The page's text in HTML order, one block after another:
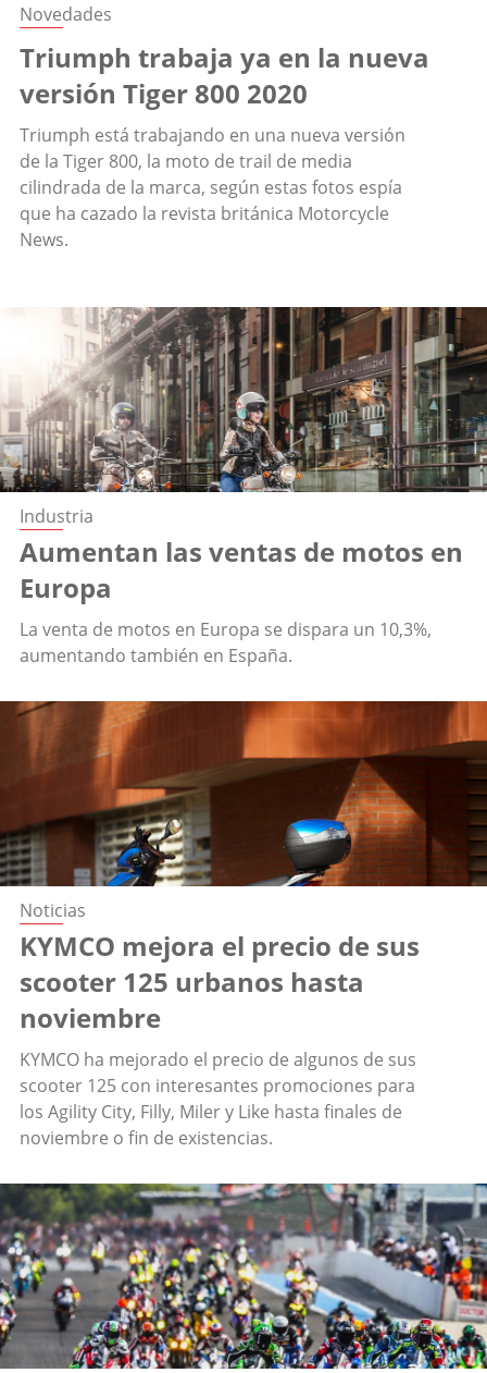
Novedades
Triumph trabaja ya en la nueva
versión Tiger 800 2020
Triumph está trabajando en una nueva versión
de la Tiger 800, la moto de trail de media
cilindrada de la marca, según estas fotos espía
que ha cazado la revista británica Motorcycle
News.
Industria
Aumentan las ventas de motos en
Europa
La venta de motos en Europa se dispara un 10,3%,
aumentando también en España.
Noticias
KYMCO mejora el precio de sus
scooter 125 urbanos hasta
noviembre
KYMCO ha mejorado el precio de algunos de sus
scooter 125 con interesantes promociones para
los Agility City, Filly, Miler y Like hasta finales de
noviembre o fin de existencias.